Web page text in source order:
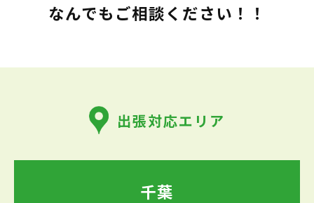
なんでもご相談ください！！
出張対応エリア
千葉